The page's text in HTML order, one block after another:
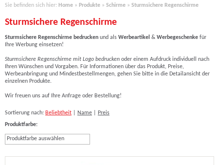
Sie befinden sich hier: Home » Produkte » Schirme » Sturmsichere Regenschirme
Sturmsichere Regenschirme
Sturmsichere Regenschirme bedrucken und als Werbeartikel & Werbegeschenke für
Ihre Werbung einsetzen!
Sturmsichere Regenschirme mit Logo bedrucken oder einem Aufdruck individuell nach
Ihren Wünschen und Vorgaben. Für Informationen über das Produkt, Preise,
Werbeanbringung und Mindestbestellmengen, gehen Sie bitte in die Detailansicht der
einzelnen Produkte.
Wir freuen uns auf Ihre Anfrage oder Bestellung!
Sortierung nach: Beliebtheit Name
Preis
Produktfarbe:
Produktfarbe auswählen